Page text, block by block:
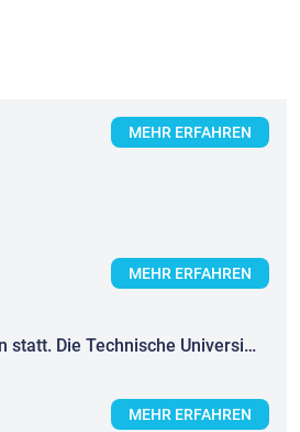
MEHR ERFAHREN
Das 56. Kraftwerkstechnische Kolloquium findet am 8. und 9. Oktober 2024 in Dresden statt. Die Technische Universität Dresden veranstaltet das Kraftwerkstechnische Kolloquium (KWTK) bereits seit 55 Jahren. Der Kongress h...
MEHR ERFAHREN
MEHR ERFAHREN